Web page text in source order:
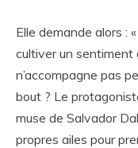
Elle demande alors :
cultiver un sentiment
n’accompagne pas
bout ? Le
muse de Salvador
propres ailes pour